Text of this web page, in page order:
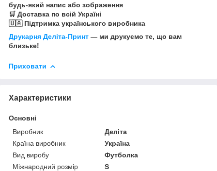
будь-який напис або зображення
🛒 Доставка по всій Україні
🇺🇦 Підтримка українського виробника
Друкарня Деліта-Принт — ми друкуємо те, що вам
близьке!
Приховати
Характеристики
Основні
Виробник
Деліта
Країна виробник
Україна
Вид виробу
Футболка
Міжнародний розмір
S